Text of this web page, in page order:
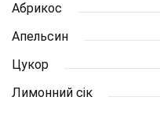
Абрикос
Апельсин
Цукор
Лимонний сік